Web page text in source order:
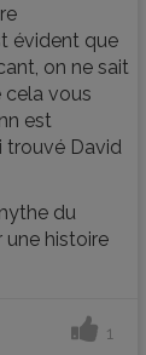
évident que
on ne sait
cela vous
est
trouvé David
du
une histoire
1